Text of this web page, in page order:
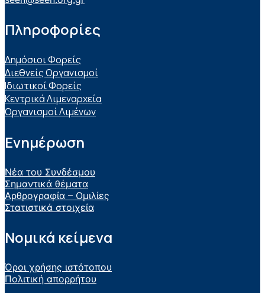
Πληροφορίες
Δημόσιοι Φορείς
Διεθνείς Οργανισμοί
Ιδιωτικοί Φορείς
Κεντρικά Λιμεναρχεία
Οργανισμοί Λιμένων
Ενημέρωση
Νέα του Συνδέσμου
Σημαντικά θέματα
Αρθρογραφία – Ομιλίες
Στατιστικά στοιχεία
Νομικά κείμενα
Όροι χρήσης ιστότοπου
Πολιτική απορρήτου